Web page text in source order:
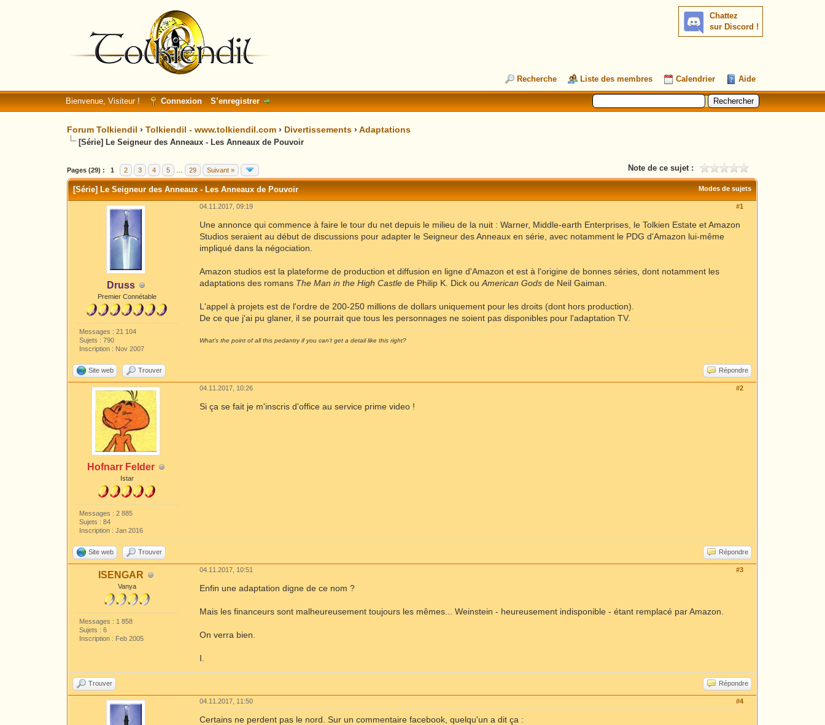
Chattez
sur Discord !
Recherche Liste des membres Calendrier Aide
Bienvenue, Visiteur ! Connexion S’enregistrer
Forum Tolkiendil ›Tolkiendil - www.tolkiendil.com › Divertissements ›Adaptations
[Série] Le Seigneur des Anneaux - Les Anneaux de Pouvoir
Pages (29) : 1 2 3 4 5 29 Suivant » Note de ce sujet :
Moyenne : 0 (0 vote(s))
1
2
3
4
5
Modes de sujets
[Série] Le Seigneur des Anneaux - Les Anneaux de Pouvoir
Druss
Premier Connétable
Messages : 21 104
Sujets : 790
Inscription : Nov 2007
#1
04.11.2017, 09:19
Une annonce qui commence à faire le tour du net depuis le milieu de la nuit : Warner, Middle-earth Enterprises, le Tolkien Estate et Amazon
Studios seraient au début de discussions pour adapter le Seigneur des Anneaux en série, avec notamment le PDG d'Amazon lui-même
impliqué dans la négociation.
Amazon studios est la plateforme de production et diffusion en ligne d'Amazon et est à l'origine de bonnes séries, dont notamment les
adaptations des romans The Man in the High Castle de Philip K. Dick ouAmerican Gods de Neil Gaiman.
L'appel à projets est de l'ordre de 200-250 millions de dollars uniquement pour les droits (dont hors production).
De ce que j'ai pu glaner, il se pourrait que tous les personnages ne soient pas disponibles pour l'adaptation TV.
What's the point of all this pedantry if you can't get a detail like this right?
Site web Trouver Répondre
Hofnarr Felder
Istar
Messages : 2 885
Sujets : 84
Inscription : Jan 2016
#2
04.11.2017, 10:26
Si ça se fait je m'inscris d'office au service prime video !
Site web Trouver Répondre
ISENGAR
Vanya
Messages : 1 858
Sujets : 6
Inscription : Feb 2005
#3
04.11.2017, 10:51
Enfin une adaptation digne de ce nom ?
Mais les financeurs sont malheureusement toujours les mêmes... Weinstein - heureusement indisponible - étant remplacé par Amazon.
On verra bien.
I.
Trouver Répondre
#4
04.11.2017, 11:50
Certains ne perdent pas le nord. Sur un commentaire facebook, quelqu'un a dit ça :